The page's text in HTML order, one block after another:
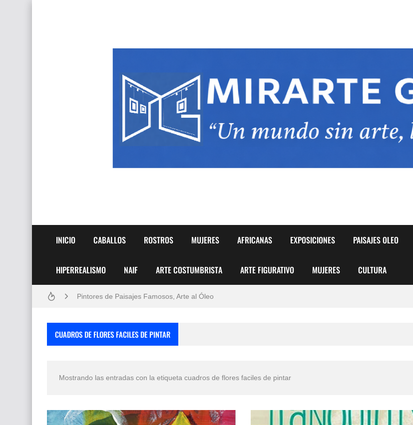
INICIO CABALLOS ROSTROS MUJERES AFRICANAS EXPOSICIONES PAISAJES OLEO
HIPERREALISMO NAIF ARTE COSTUMBRISTA ARTE FIGURATIVO MUJERES CULTURA
Frutas y Flores Para Colorear Imágenes
Pintores de Paisajes Famosos, Arte al Óleo
Rostros Bellos, La Perfección del Dibujo A Lápiz, Biryulina Vita
CUADROS DE FLORES FACILES DE PINTAR
Mostrando las entradas con la etiqueta cuadros de flores faciles de pintar